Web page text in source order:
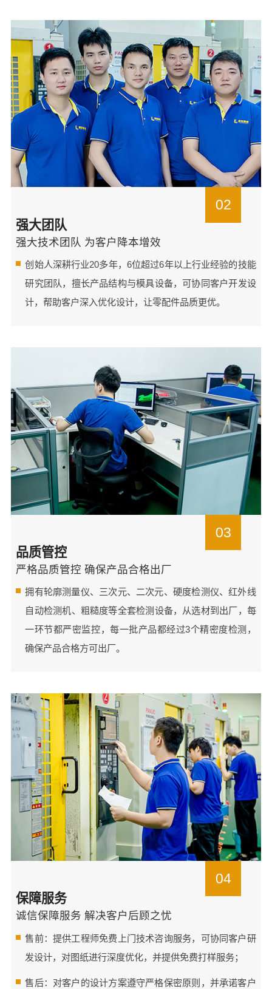
02
强大团队
强大技术团队 为客户降本增效
创始人深耕行业20多年，6位超过6年以上行业经验的技能
研究团队，擅长产品结构与模具设备，可协同客户开发设
计，帮助客户深入优化设计，让零配件品质更优。
03
品质管控
严格品质管控 确保产品合格出厂
拥有轮廓测量仪、三次元、二次元、硬度检测仪、红外线
自动检测机、粗糙度等全套检测设备，从选材到出厂，每
一环节都严密监控，每一批产品都经过3个精密度检测，
确保产品合格方可出厂。
04
保障服务
诚信保障服务 解决客户后顾之忧
售前：提供工程师免费上门技术咨询服务，可协同客户研
发设计，对图纸进行深度优化，并提供免费打样服务；
售后：对客户的设计方案遵守严格保密原则，并承诺客户